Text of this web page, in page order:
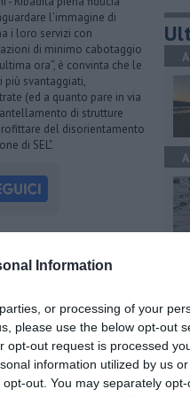
Information
or processing of your
please use the below opt-out
opt-out request is processed
information utilized by us
out. You may separately
l’immagine di
i loro servizi con
di minimo cabotaggio
ora”, è convinta che le
più svantaggiati,
(ed a quanto pare in via
di strutture
del disorientamento
di SEL".
ELBA.Arriva
- ToscanaMedia.